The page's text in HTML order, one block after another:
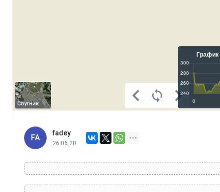
Спутник
FA
fadey
26.06.20